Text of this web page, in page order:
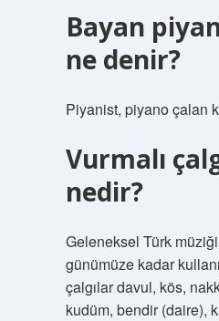
Bayan
ne denir?
Piyanist, piyano çalan
Vurmalı
nedir?
Geleneksel Türk
günümüze kadar
çalgılar davul, kös,
kudüm, bendir (daire),